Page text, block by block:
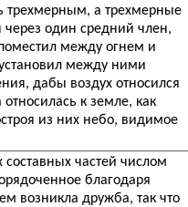
трехмерным, а трехмерные
через один средний член,
между огнем и
между ними
дабы воздух относился
относилась к земле, как
из них небо, видимое
составных частей числом
благодаря
возникла дружба, так что